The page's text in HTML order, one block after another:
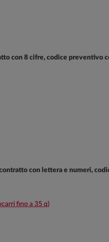
con 8 cifre, codice preventivo
con lettera e numeri,
fino a 35 q)